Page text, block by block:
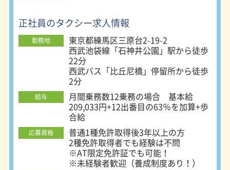
チケットが利用可能。また、営業スタ
イルは自由！流し・着け待ち・無線・
アプリ配車など自分のペースで柔軟に
働けます。自分に合った営業方法で、
効率よく収入アップを目指せます。
＜人を大切にする職場環境＞ ドライ
バー同士の仲が良く、困った時はすぐ
に相談できるアットホームな雰囲気。
「安全を守ることが、自分や家族、そ
して社会のためになる」という想いを
共有しながら、一人ひとりが誇りを持
って働ける環境です。
正社員のタクシー求人情報
勤務地
東京都練馬区三原台2-19-2
西武池袋線「石神井公園」駅から徒歩
22分
西武バス「比丘尼橋」停留所から徒歩
2分
給与
月間乗務数12乗務の場合 基本給
209,033円+12出番目の63％を加算+歩
合給
応募資格
普通1種免許取得後3年以上の方
2種免許取得者でも経験は不問
※AT限定免許証でも可能！
※未経験者歓迎（養成制度あり！）